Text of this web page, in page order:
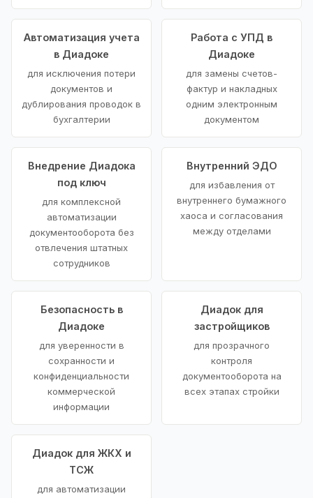
Автоматизация учета
в Диадоке
для исключения потери
документов и
дублирования проводок в
бухгалтерии
Работа с УПД в
Диадоке
для замены счетов-
фактур и накладных
одним электронным
документом
Внедрение Диадока
под ключ
для комплексной
автоматизации
документооборота без
отвлечения штатных
сотрудников
Внутренний ЭДО
для избавления от
внутреннего бумажного
хаоса и согласования
между отделами
Безопасность в
Диадоке
для уверенности в
сохранности и
конфиденциальности
коммерческой
информации
Диадок для
застройщиков
для прозрачного
контроля
документооборота на
всех этапах стройки
Диадок для ЖКХ и
ТСЖ
для автоматизации